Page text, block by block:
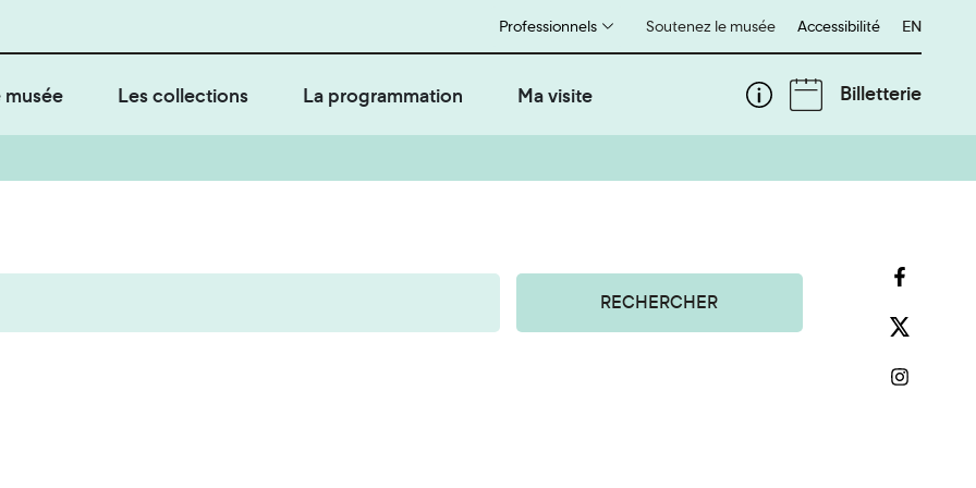
Soutenez le musée
Professionnels Accessibilité English
EN
musée Les collections La programmation Ma visite Billetterie
RECHERCHER